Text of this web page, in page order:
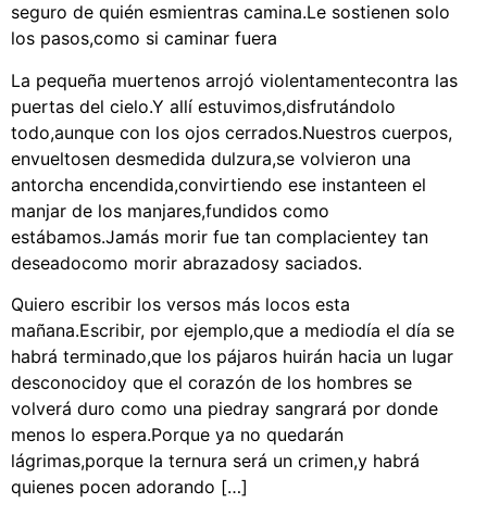
seguro de quién esmientras camina.Le sostienen solo
los pasos,como si caminar fuera
La pequeña muertenos arrojó violentamentecontra las
puertas del cielo.Y allí estuvimos,disfrutándolo
todo,aunque con los ojos cerrados.Nuestros cuerpos,
envueltosen desmedida dulzura,se volvieron una
antorcha encendida,convirtiendo ese instanteen el
manjar de los manjares,fundidos como
estábamos.Jamás morir fue tan complacientey tan
deseadocomo morir abrazadosy saciados.
Quiero escribir los versos más locos esta
mañana.Escribir, por ejemplo,que a mediodía el día se
habrá terminado,que los pájaros huirán hacia un lugar
desconocidoy que el corazón de los hombres se
volverá duro como una piedray sangrará por donde
menos lo espera.Porque ya no quedarán
lágrimas,porque la ternura será un crimen,y habrá
quienes pocen adorando […]